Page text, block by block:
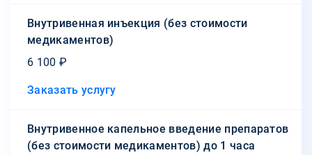
Внутривенная инъекция (без стоимости
медикаментов)
6 100 ₽
Заказать услугу
Внутривенное капельное введение препаратов
(без стоимости медикаментов) до 1 часа